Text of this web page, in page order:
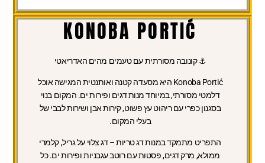
KONOBA PORTIĆ
⚓ קונובה מסורתית עם טעמים מהים האדריאטי
Konoba Portić היא מסעדה קטנה ואותנטית המגישה אוכל
דלמטי מסורתי, במיוחד מנות דגים ופירות ים. המקום בנוי
בסגנון כפרי עם ריהוט עץ פשוט, קירות אבן ושירות לבבי של
בעלי המקום.
התפריט מתמקד במנות דג טריות – דג צלוי על גריל, קלמרי
ממולא, מרק דגים, פסטות עם רוטב עגבניות ופירות ים. כל